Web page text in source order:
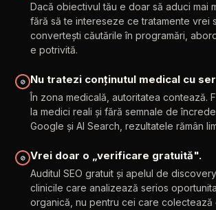
Dacă obiectivul tău e doar să aduci mai
fără să te intereseze ce tratamente vrei
convertești căutările în programări,
e potrivită.
⊘ Nu tratezi conținutul medical cu
În zona medicală, autoritatea contează.
la medici reali și fără semnale de
Google și AI Search, rezultatele rămân
⊘ Vrei doar o „verificare gratuită".
Auditul SEO gratuit și apelul de discovery
clinicile care analizează serios
organică, nu pentru cei care colectează